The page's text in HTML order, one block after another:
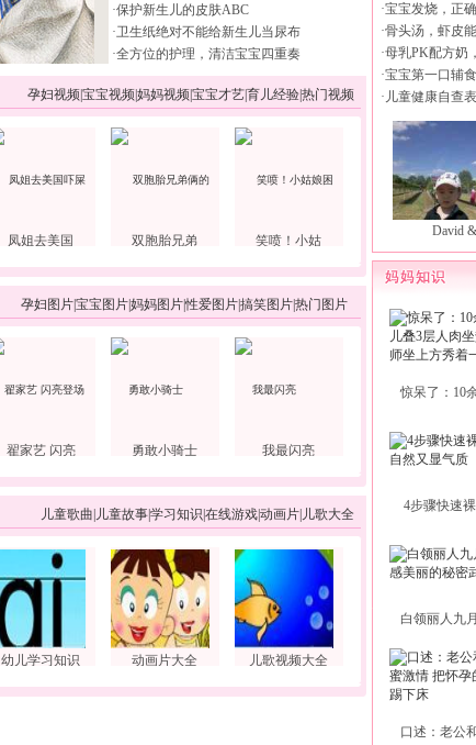
·保护新生儿的皮肤ABC
·卫生纸绝对不能给新生儿当尿布
·全方位的护理，清洁宝宝四重奏
孕妇视频宝宝视频妈妈视频宝宝才艺育儿经验热门视频
凤姐去美国 双胞胎兄弟 笑喷！小姑
孕妇图片宝宝图片妈妈图片性爱图片搞笑图片热门图片
翟家艺 闪亮 勇敢小骑士 我最闪亮
儿童歌曲 儿童故事学习知识 在线游戏动画片 儿歌大全
幼儿学习知识 动画片大全 儿歌视频大全
·宝宝发烧，正
·骨头汤，虾皮
·母乳PK配方奶
·宝宝第一口辅
· 儿童健康自查
David &
惊呆了：10
4步骤快速
白领丽人九
口述：老公